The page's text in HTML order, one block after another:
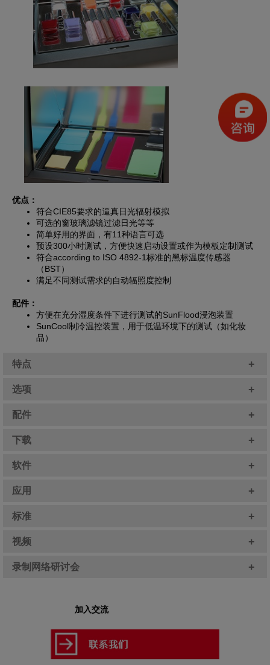
优点：
符合CIE85要求的逼真日光辐射模拟
可选的窗玻璃滤镜过滤日光等等
简单好用的界面，有11种语言可选
预设300小时测试，方便快速启动设置或作为模板定制测试
符合according to ISO 4892-1标准的黑标温度传感器
（BST）
满足不同测试需求的自动辐照度控制
配件：
方便在充分湿度条件下进行测试的SunFlood浸泡装置
SunCool制冷温控装置，用于低温环境下的测试（如化妆
品）
特点 +
选项 +
配件 +
下载 +
软件 +
应用 +
标准 +
视频 +
录制网络研讨会 +
加入交流